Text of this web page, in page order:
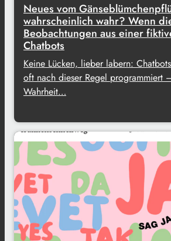
Neues vom
wahrscheinlich wahr? Wenn
Beobachtungen aus einer
Chatbots
Keine Lücken, lieber labern:
oft nach dieser Regel programmiert
Wahrheit…